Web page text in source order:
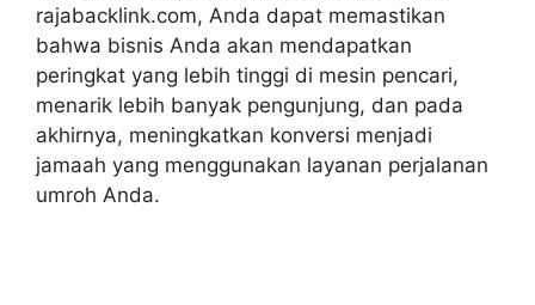
rajabacklink.com, Anda dapat memastikan
bahwa bisnis Anda akan mendapatkan
peringkat yang lebih tinggi di mesin pencari,
menarik lebih banyak pengunjung, dan pada
akhirnya, meningkatkan konversi menjadi
jamaah yang menggunakan layanan perjalanan
umroh Anda.